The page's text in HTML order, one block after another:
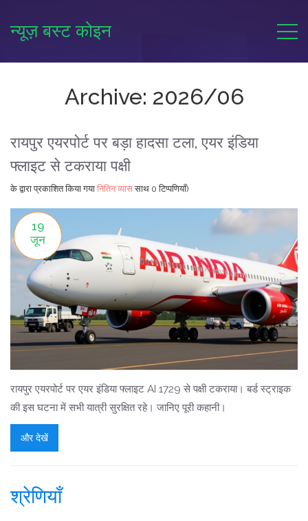
न्यूज़ बस्ट कोइन
Archive: 2026/06
रायपुर एयरपोर्ट पर बड़ा हादसा टला, एयर इंडिया
फ्लाइट से टकराया पक्षी
के द्वारा प्रकाशित किया गया नितिन व्याससाथ 0 टिप्पणियाँ)
19
जून
रायपुर एयरपोर्ट पर एयर इंडिया फ्लाइट AI 1729 से पक्षी टकराया। बर्ड स्ट्राइक
की इस घटना में सभी यात्री सुरक्षित रहे। जानिए पूरी कहानी।
और देखें
श्रेणियाँ